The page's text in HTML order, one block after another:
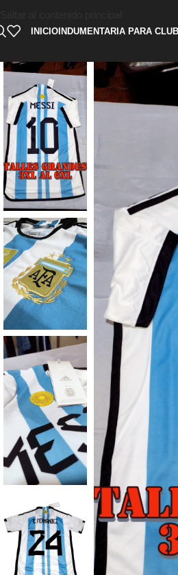
INICIOINDUMENTARIA PARA